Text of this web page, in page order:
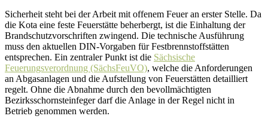
Sicherheit steht bei der Arbeit mit offenem Feuer an erster Stelle. Da
die Kota eine feste Feuerstätte beherbergt, ist die Einhaltung der
Brandschutzvorschriften zwingend. Die technische Ausführung
muss den aktuellen DIN-Vorgaben für Festbrennstoffstätten
entsprechen. Ein zentraler Punkt ist die Sächsische
Feuerungsverordnung (SächsFeuVO), welche die Anforderungen
an Abgasanlagen und die Aufstellung von Feuerstätten detailliert
regelt. Ohne die Abnahme durch den bevollmächtigten
Bezirksschornsteinfeger darf die Anlage in der Regel nicht in
Betrieb genommen werden.